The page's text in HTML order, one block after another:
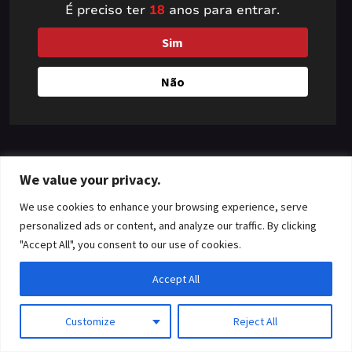
We value your privacy.
We use cookies to enhance your browsing experience, serve
personalized ads or content, and analyze our traffic. By clicking
"Accept All", you consent to our use of cookies.
Customize Reject All
Accept All
something amazing
— check back soon!
É preciso ter 18 anos para entrar.
Sim
Não